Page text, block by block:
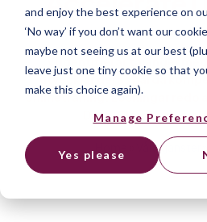
and enjoy the best experience on
‘No way’ if you don’t want our
maybe not seeing us at our best
leave just one tiny cookie so that
make this choice again).
Manage
Yes please
Vi identifierar talanger
utvecklar deras hårda
onlineträning. Lösningar redo
Data, Cloud och
Våra tjänster